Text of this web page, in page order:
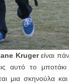
Krugerείναι
αυτό το μποτάκι
μια σκηνούλα